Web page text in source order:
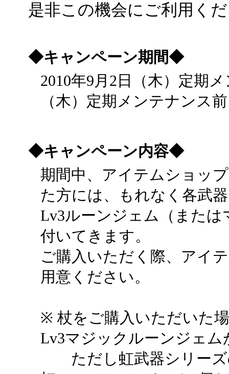
是非この機会にご利用く
◆キャンペーン期間◆
2010年9月2日（木）定期
（木）定期メンテナンス
◆キャンペーン内容◆
期間中、アイテムショッ
た方には、もれなく各武
Lv3ルーンジェム（また
付いてきます。
ご購入いただく際、アイ
用意ください。
※ 杖をご購入いただいた
Lv3マジックルーンジェム
ただし虹武器シリーズ